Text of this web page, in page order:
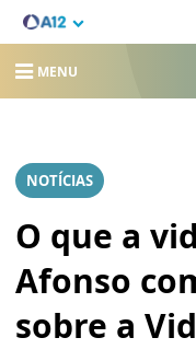
MENU
NOTÍCIAS
O que a
Afonso
sobre a